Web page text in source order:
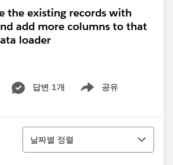
the existing records with
add more columns to that
loader
답변 1개 공유
Show menu
정렬
날짜별 정렬